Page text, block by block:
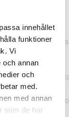
innehållet
funktioner
Vi
och annan
och
med.
med annan
som de har
is not a
chunks/pages/
chunks/pages/
chunks/